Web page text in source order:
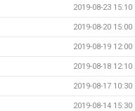
2019-08-23 15:10
2019-08-20 15:00
2019-08-19 12:00
2019-08-18 12:10
2019-08-17 10:30
2019-08-14 15:30